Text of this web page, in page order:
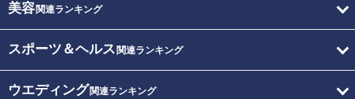
美容関連ランキング
スポーツ＆ヘルス 関連ランキング
ウエディング関連ランキング